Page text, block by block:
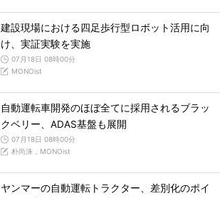
建設現場における四足歩行型ロボット活用に向
け、実証実験を実施
07月18日 08時00分
MONOist
自動運転車開発のほぼ全てに採用されるブラッ
クベリー、ADAS基盤も展開
07月18日 08時00分
朴尚洙，MONOist
ヤンマーの自動運転トラクター、差別化のポイ